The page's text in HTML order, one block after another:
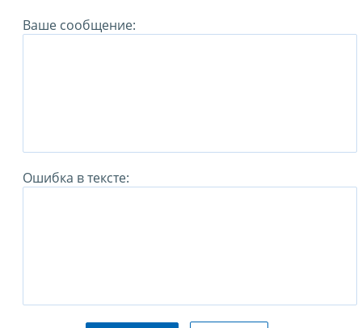
Ваше сообщение:
Ошибка в тексте: